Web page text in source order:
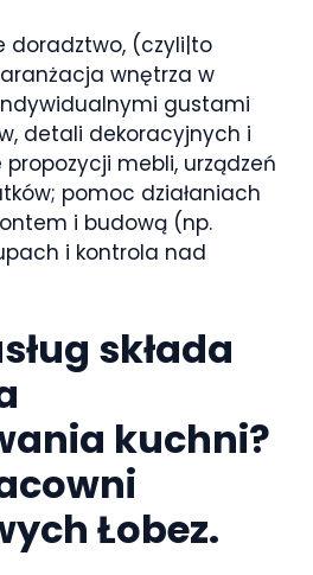
doradztwo, (czyli|to
wnętrza w
gustami
detali dekoracyjnych i
mebli, urządzeń
pomoc działaniach
i budową (np.
i kontrola nad
składa
kuchni?
Łobez.